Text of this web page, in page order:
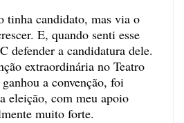
tinha candidato, mas via o
E, quando senti esse
defender a candidatura dele.
extraordinária no Teatro
a convenção, foi
eleição, com meu apoio
muito forte.